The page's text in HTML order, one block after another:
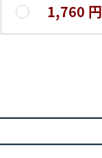
1,760 円